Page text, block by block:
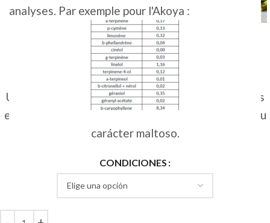
analyses. Par exemple pour l'Akoya :
PERLA • ORGÁNICO
6,50€-160,00€
Un lúpulo versátil que puede utilizarse en todas las
etapas de la elaboración de la cerveza sin alterar su
carácter maltoso.
CONDICIONES